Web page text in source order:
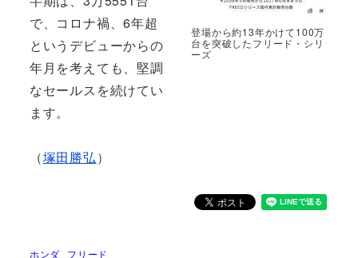
登場から約13年かけて100万
台を突破したフリード・シリ
ーズ
で、コロナ禍、6年超
というデビューからの
年月を考えても、堅調
なセールスを続けてい
ます。
（塚田勝弘）
ホンダ フリード